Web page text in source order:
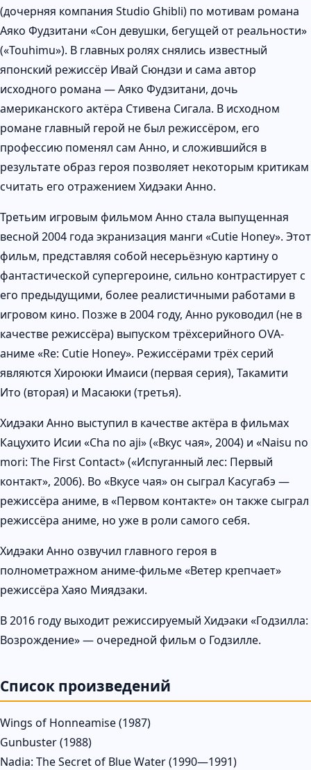
(дочерняя компания Studio Ghibli) по мотивам романа
Аяко Фудзитани «Сон девушки, бегущей от реальности»
(«Touhimu»). В главных ролях снялись известный
японский режиссёр Ивай Сюндзи и сама автор
исходного романа — Аяко Фудзитани, дочь
американского актёра Стивена Сигала. В исходном
романе главный герой не был режиссёром, его
профессию поменял сам Анно, и сложившийся в
результате образ героя позволяет некоторым критикам
считать его отражением Хидэаки Анно.
Третьим игровым фильмом Анно стала выпущенная
весной 2004 года экранизация манги «Cutie Honey». Этот
фильм, представляя собой несерьёзную картину о
фантастической супергероине, сильно контрастирует с
его предыдущими, более реалистичными работами в
игровом кино. Позже в 2004 году, Анно руководил (не в
качестве режиссёра) выпуском трёхсерийного OVA-
аниме «Re: Cutie Honey». Режиссёрами трёх серий
являются Хироюки Имаиси (первая серия), Такамити
Ито (вторая) и Масаюки (третья).
Хидэаки Анно выступил в качестве актёра в фильмах
Кацухито Исии «Cha no aji» («Вкус чая», 2004) и «Naisu no
mori: The First Contact» («Испуганный лес: Первый
контакт», 2006). Во «Вкусе чая» он сыграл Касугабэ —
режиссёра аниме, в «Первом контакте» он также сыграл
режиссёра аниме, но уже в роли самого себя.
Хидэаки Анно озвучил главного героя в
полнометражном аниме-фильме «Ветер крепчает»
режиссёра Хаяо Миядзаки.
В 2016 году выходит режиссируемый Хидэаки «Годзилла:
Возрождение» — очередной фильм о Годзилле.
Список произведений
Wings of Honneamise (1987)
Gunbuster (1988)
Nadia: The Secret of Blue Water (1990—1991)